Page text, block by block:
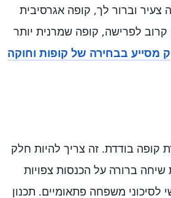
וברור לך, קופה אגרסיבית
לפרישה, קופה שמרנית יותר
מסייע בבחירה של קופות וחוקה
קופה בודדת. זה צריך להיות חלק
שיחה ברורה על הכנסות צפויות
משפחה פתאומיים. תכנון